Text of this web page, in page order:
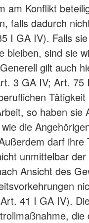
am Konflikt
falls dadurch
I GA IV). Falls
bleiben, sind sie
gilt auch
3 GA IV; Art.
so haben sie
die
darf ihre
unmittelbar
Ansicht des
41 I GA IV).